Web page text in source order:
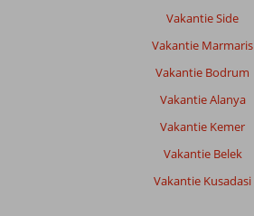
Vakantie Side
Vakantie Marmaris
Vakantie Bodrum
Vakantie Alanya
Vakantie Kemer
Vakantie Belek
Vakantie Kusadasi